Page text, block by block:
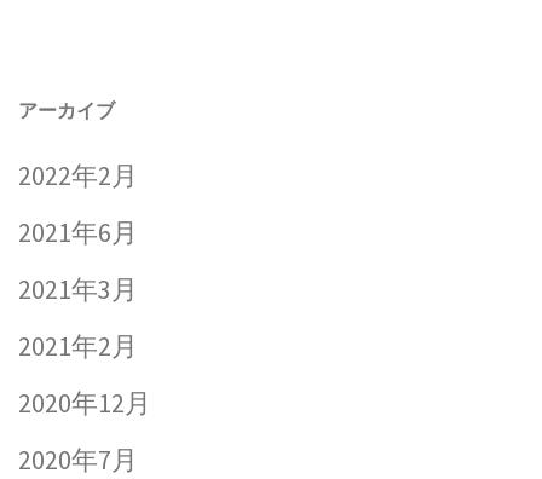
アーカイブ
2022年2月
2021年6月
2021年3月
2021年2月
2020年12月
2020年7月